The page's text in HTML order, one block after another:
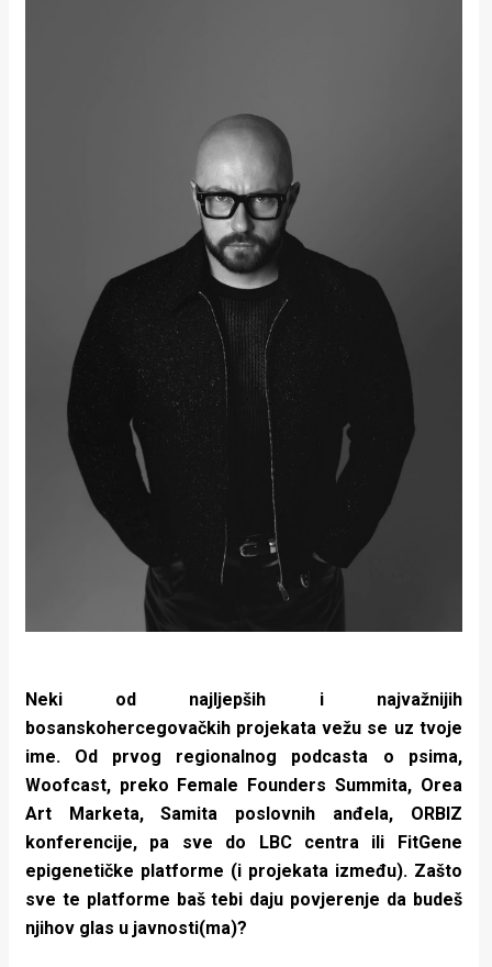
Neki od najljepših i najvažnijih
bosanskohercegovačkih projekata vežu se uz tvoje
ime. Od prvog regionalnog podcasta o psima,
Woofcast, preko Female Founders Summita, Orea
Art Marketa, Samita poslovnih anđela, ORBIZ
konferencije, pa sve do LBC centra ili FitGene
epigenetičke platforme (i projekata između). Zašto
sve te platforme baš tebi daju povjerenje da budeš
njihov glas u javnosti(ma)?